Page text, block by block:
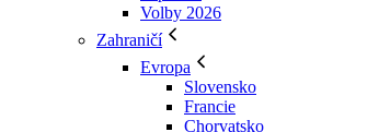
Volby 2026
Zahraničí
Evropa
Slovensko
Francie
Chorvatsko